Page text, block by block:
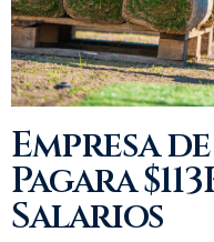
Empresa
Pagara
Salarios